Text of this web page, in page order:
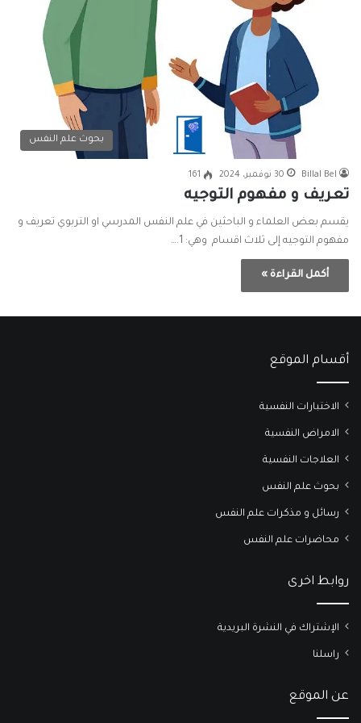
بحوث علم النفس
Billal Bel 30 نوفمبر، 2024 161
تعريف و مفهوم التوجيه
يقسم بعض العلماء و الباحثين في علم النفس المدرسي او التربوي تعريف و
مفهوم التوجيه إلى ثلاث اقسام وهي: 1.…
أكمل القراءة »
أقسام الموقع
الاختبارات النفسية
الامراض النفسية
العلاجات النفسية
بحوث علم النفس
رسائل و مذكرات علم النفس
محاضرات علم النفس
روابط اخرى
الإشتراك في النشرة البريدية
راسلنا
عن الموقع